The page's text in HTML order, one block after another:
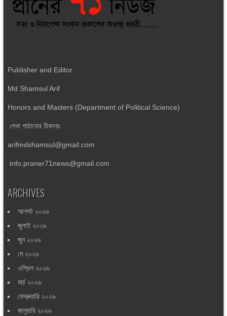
Publisher and Editor
Md Shamsul Arif
Honors and Masters (Department of Political Science)
লেখা পাঠানোর ঠিকানাঃ
arifmdshamsul@gmail.com
info.praner71news@gmail.com
ARCHIVES
আগস্ট ২০২৬
জুলাই ২০২৬
জুন ২০২৬
মে ২০২৬
এপ্রিল ২০২৬
মার্চ ২০২৬
ফেব্রুয়ারি ২০২৬
জানুয়ারি ২০২৬